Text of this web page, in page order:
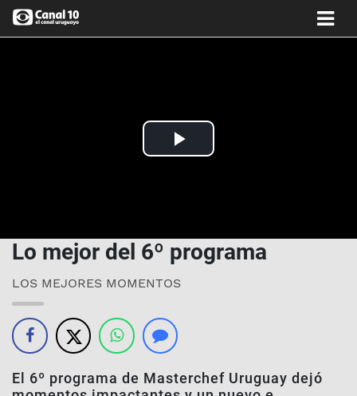
Play
Lo mejor del 6º programa
LOS MEJORES MOMENTOS
El 6º programa de Masterchef Uruguay dejó